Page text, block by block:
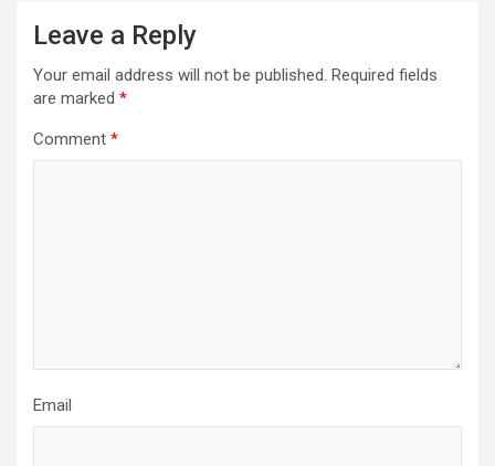
Leave a Reply
Your email address will not be published. Required fields
are marked *
Comment *
Email